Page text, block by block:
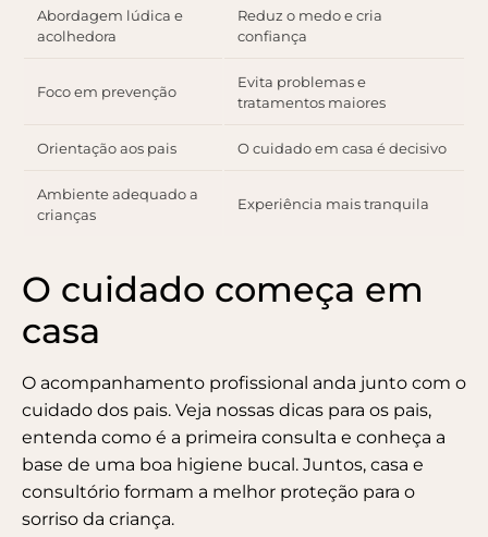
Abordagem lúdica e
acolhedora
Reduz o medo e cria
confiança
Foco em prevenção
Evita problemas e
tratamentos maiores
Orientação aos pais O cuidado em casa é decisivo
Ambiente adequado a
crianças
Experiência mais tranquila
O cuidado começa em
casa
O acompanhamento profissional anda junto com o
cuidado dos pais. Veja nossas dicas para os pais,
entenda como é a primeira consulta e conheça a
base de uma boa higiene bucal. Juntos, casa e
consultório formam a melhor proteção para o
sorriso da criança.